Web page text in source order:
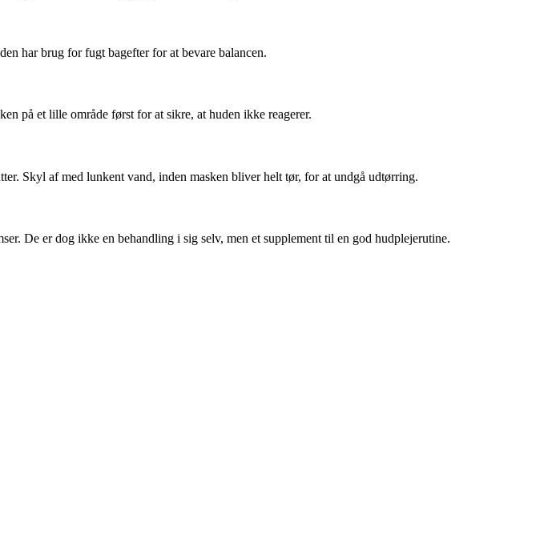
har brug for fugt bagefter for at bevare balancen.
på et lille område først for at sikre, at huden ikke reagerer.
Skyl af med lunkent vand, inden masken bliver helt tør, for at undgå udtørring.
De er dog ikke en behandling i sig selv, men et supplement til en god hudplejerutine.